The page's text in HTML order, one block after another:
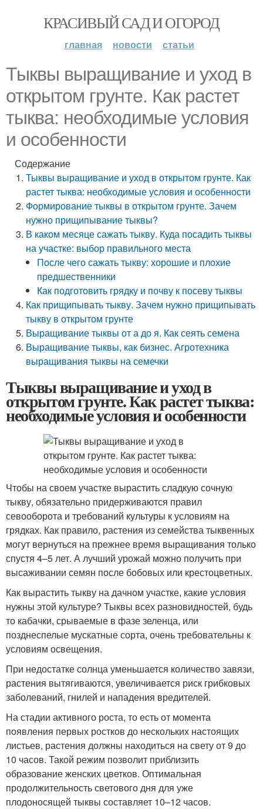
КРАСИВЫЙ САД И ОГОРОД
главная новости статьи
Тыквы выращивание и уход в
открытом грунте. Как растет
тыква: необходимые условия
и особенности
Содержание
Тыквы выращивание и уход в открытом грунте. Как
растет тыква: необходимые условия и особенности
Формирование тыквы в открытом грунте. Зачем
нужно прищипывание тыквы?
В каком месяце сажать тыкву. Куда посадить тыквы
на участке: выбор правильного места
После чего сажать тыкву: хорошие и плохие
предшественники
Как подготовить грядку и почву к посеву тыквы
Как прищипывать тыкву. Зачем нужно прищипывать
тыкву в открытом грунте
Выращивание тыквы от а до я. Как сеять семена
Выращивание тыквы, как бизнес. Агротехника
выращивания тыквы на семечки
Тыквы выращивание и уход в
открытом грунте. Как растет тыква:
необходимые условия и особенности
Чтобы на своем участке вырастить сладкую сочную
тыкву, обязательно придерживаются правил
севооборота и требований культуры к условиям на
грядках. Как правило, растения из семейства тыквенных
могут вернуться на прежнее время выращивания только
спустя 4–5 лет. А лучший урожай можно получить при
высаживании семян после бобовых или крестоцветных.
Как вырастить тыкву на дачном участке, какие условия
нужны этой культуре? Тыквы всех разновидностей, будь
то кабачки, срываемые в фазе зеленца, или
позднеспелые мускатные сорта, очень требовательны к
условиям освещения.
При недостатке солнца уменьшается количество завязи,
растения вытягиваются, увеличивается риск грибковых
заболеваний, гнилей и нападения вредителей.
На стадии активного роста, то есть от момента
появления первых ростков до нескольких настоящих
листьев, растения должны находиться на свету от 9 до
10 часов. Такой режим позволит приблизить
образование женских цветков. Оптимальная
продолжительность светового дня для уже
плодоносящей тыквы составляет 10–12 часов.